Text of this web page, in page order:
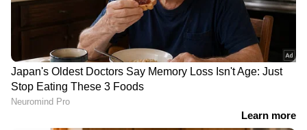
RECOMMENDED STORIES